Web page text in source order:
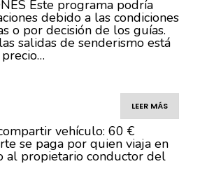
Este programa podría
debido a las condiciones
o por decisión de los guías.
salidas de senderismo está
LEER MÁS
vehículo: 60 €
se paga por quien viaja en
al propietario conductor del